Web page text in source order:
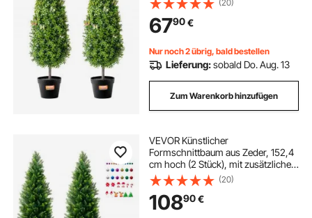
zusätzlichen Blättern, Topf und
kleiner Dekoration, UV-geschütztes
Grünpflanzen-Set für die
Heimdekoration drinnen/draußen
(20)
6790€
Nur noch 2 übrig, bald bestellen
Lieferung:sobald Do. Aug. 13
Zum Warenkorb hinzufügen
VEVOR Künstlicher
Formschnittbaum aus Zeder, 152,4
cm hoch (2 Stück), mit zusätzlichen
Blättern und Topf, künstliche
immergrüne Kiefern-
Zypressenpflanze, UV-geschütztes
künstliches Grünset
(20)
10890€